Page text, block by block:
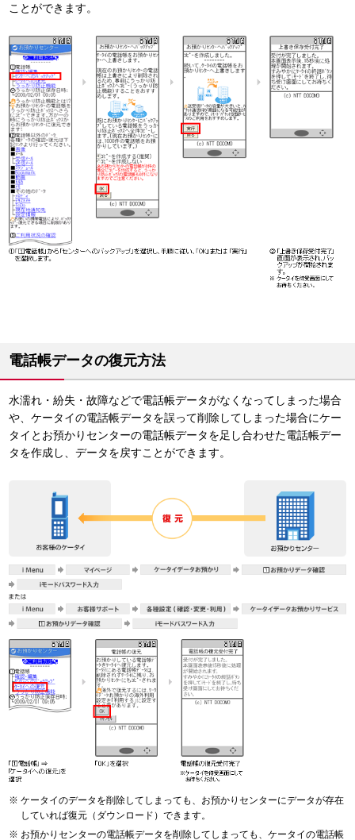
ことができます。
電話帳データの復元方法
水濡れ・紛失・故障などで電話帳データがなくなってしまった場合
や、ケータイの電話帳データを誤って削除してしまった場合にケー
タイとお預かりセンターの電話帳データを足し合わせた電話帳デー
タを作成し、データを戻すことができます。
ケータイのデータを削除してしまっても、お預かりセンターにデータが存在
していれば復元（ダウンロード）できます。
お預かりセンターの電話帳データを削除してしまっても、ケータイの電話帳